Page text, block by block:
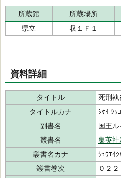
所蔵館 所蔵場所
県立
収１Ｆ１
資料詳細
タイトル
死刑執
タイトルカナ
ｼｹｲ ｼｯ
副書名
国王
叢書名
集英社
叢書名カナ
ｼｭｳｴｲｼ
叢書巻次
０２２